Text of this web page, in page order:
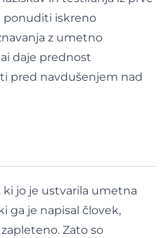
ponuditi iskreno
z umetno
daje prednost
pred navdušenjem nad
jo je ustvarila umetna
ga je napisal človek,
Zato so